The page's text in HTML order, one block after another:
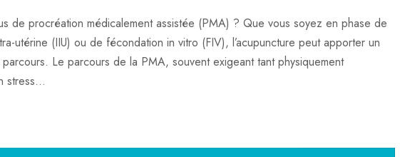
de procréation médicalement assistée (PMA) ? Que vous soyez en phase de
utérine (IIU) ou de fécondation in vitro (FIV), l’acupuncture peut apporter un
Le parcours de la PMA, souvent exigeant tant physiquement
stress...